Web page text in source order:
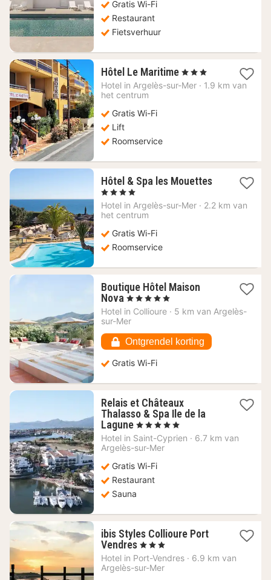
Gratis Wi-Fi
Restaurant
Fietsverhuur
Hôtel Le Maritime 1
nacht
, 3 Sterren
Hotel in Argelès-sur-Mer · 1.9 km van
het centrum
Gratis Wi-Fi
Lift
Roomservice
Hôtel & Spa les Mouettes1
vanaf
, 4 Sterren
Hotel in Argelès-sur-Mer · 2.2 km van
het centrum
Gratis Wi-Fi
Roomservice
Boutique Hôtel Maison
Nova 1
nacht
vanaf
€
, 5 Sterren
Hotel in Collioure · 5 km van Argelès-
sur-Mer
Ontgrendel korting
Gratis Wi-Fi
Relais et Châteaux
Thalasso & Spa Ile de la
Lagune 1
nacht
vanaf
€
, 5 Sterren
Hotel in Saint-Cyprien · 6.7 km van
Argelès-sur-Mer
Gratis Wi-Fi
Restaurant
Sauna
ibis Styles Collioure Port
Vendres 1
nacht
vanaf
, 3 Sterren
Hotel in Port-Vendres · 6.9 km van
Argelès-sur-Mer